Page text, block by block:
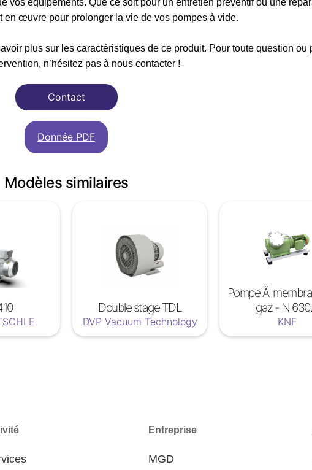
vos équipements. Que ce soit pour un entretien préventif ou une
en œuvre pour prolonger la vie de vos pompes à vide.
plus sur les caractéristiques de ce produit. Pour toute question ou
n’hésitez pas à nous contacter !
Contact
Donnée PDF
Modèles similaires
Double stage TDL
DVP Vacuum Technology
Pompe Ã
gaz - N
KNF
Entreprise
MGD